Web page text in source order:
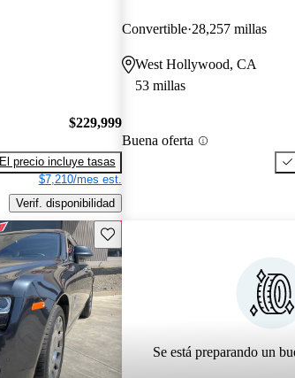
$229,999
El precio incluye tasas
$7,210/mes est.
Verif. disponibilidad
Convertible 28,257 millas
West Hollywood, CA
53 millas
Buena oferta
Guarda este Aviso
Se está preparando un